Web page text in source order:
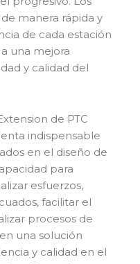
manera rápida y
de cada estación
una mejora
y calidad del
de PTC
indispensable
en el diseño de
para
esfuerzos,
facilitar el
procesos de
una solución
y calidad en el